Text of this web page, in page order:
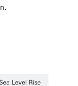
Level Rise